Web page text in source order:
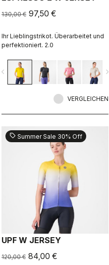
130,00 € 97,50 €
Ihr Lieblingstrikot. Überarbeitet und
perfektioniert. 2.0
navigate_next
VERGLEICHEN
sell Summer Sale 30% Off
UPF W JERSEY
120,00 € 84,00 €